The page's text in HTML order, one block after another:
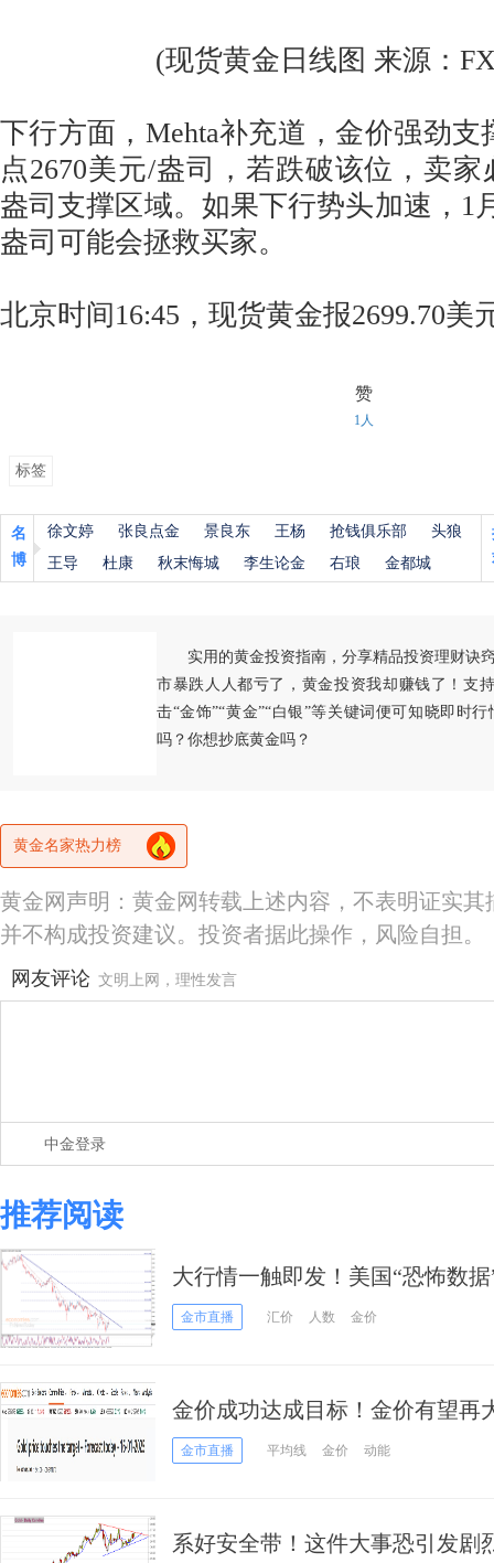
(现货黄金日线图 来源：
下行方面，Mehta补充道，金价强劲支
点2670美元/盎司，若跌破该位，卖家
盎司支撑区域。如果下行势头加速，1
盎司可能会拯救买家。
北京时间16:45，现货黄金报2699.70美
赞
1人
标签
名
博
徐文婷 张良点金 景良东 王杨 抢钱俱乐部
头狼
王导
杜康 秋末悔城 李生论金 右琅 金都城
实用的黄金投资指南，分享精品投资理财诀
市暴跌人人都亏了，黄金投资我却赚钱了！支
击“金饰”“黄金”“白银”等关键词便可知晓即时
吗？你想抄底黄金吗？
黄金名家热力榜
黄金网声明：黄金网转载上述内容，不表明证实
并不构成投资建议。投资者据此操作，风险自担。
网友评论 文明上网，理性发言
中金登录
推荐阅读
大行情一触即发！美国“恐怖数
镑、日元和黄金交易分析
金市直播 汇价 人数 金价
金价成功达成目标！金价有望再
黄金日内交易分析
金市直播 平均线 金价 动能
系好安全带！这件大事恐引发剧